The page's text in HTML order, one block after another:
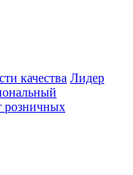
качества Лидер
розничных